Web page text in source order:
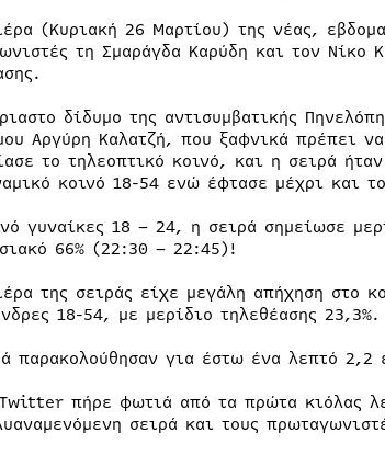
(Κυριακή 26 Μαρτίου) της νέας,
τη Σμαράγδα Καρύδη και τον Νίκο
δίδυμο της αντισυμβατικής
Αργύρη Καλατζή, που ξαφνικά πρέπει
το τηλεοπτικό κοινό, και η σειρά
κοινό 18-54 ενώ έφτασε μέχρι και
γυναίκες 18 – 24, η σειρά σημείωσε
66% (22:30 – 22:45)!
της σειράς είχε μεγάλη απήχηση στο
18-54, με μερίδιο τηλεθέασης 23,3%.
παρακολούθησαν για έστω ένα λεπτό 2,2
πήρε φωτιά από τα πρώτα κιόλας
σειρά και τους